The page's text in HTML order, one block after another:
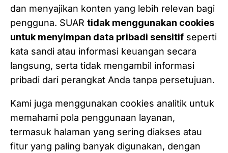
dan menyajikan konten yang lebih relevan bagi
pengguna. SUAR tidak menggunakan cookies
untuk menyimpan data pribadi sensitif seperti
kata sandi atau informasi keuangan secara
langsung, serta tidak mengambil informasi
pribadi dari perangkat Anda tanpa persetujuan.
Kami juga menggunakan cookies analitik untuk
memahami pola penggunaan layanan,
termasuk halaman yang sering diakses atau
fitur yang paling banyak digunakan, dengan